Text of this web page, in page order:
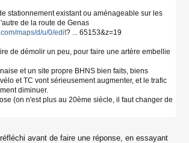
stationnement existant ou aménageable sur les
de la route de Genas
maps/d/u/0/edit? ... 65153&z=19
de démolir un peu, pour faire une artère embellie
et un site propre BHNS bien faits, biens
et TC vont sérieusement augmenter, et le trafic
diminuer.
(on n'est plus au 20ème siècle, il faut changer de
avant de faire une réponse, en essayant